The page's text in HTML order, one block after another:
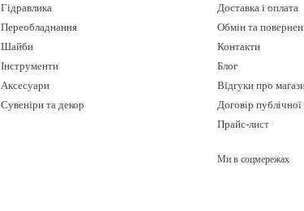
Гідравлика
Переобладнання
Шайби
Інструменти
Аксесуари
Сувеніри та декор
Доставка і оплата
Обмін та
Контакти
Блог
Відгуки про
Договір
Прайс-лист
Ми в соцмережах